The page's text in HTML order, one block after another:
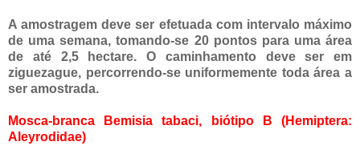
A amostragem deve ser efetuada com intervalo máximo
de uma semana, tomando-se 20 pontos para uma área
de até 2,5 hectare. O caminhamento deve ser em
ziguezague, percorrendo-se uniformemente toda área a
ser amostrada.
Mosca-branca Bemisia tabaci, biótipo B (Hemiptera:
Aleyrodidae)